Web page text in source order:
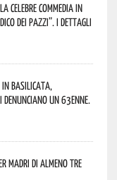
celebre commedia in
dei pazzi”. I dettagli
in Basilicata,
un 63enne.
madri di almeno tre